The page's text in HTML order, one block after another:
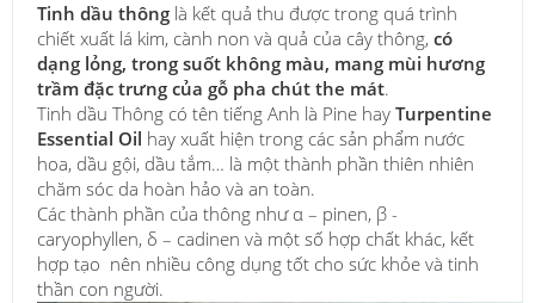
Tinh dầu thông là kết quả thu được trong quá trình
chiết xuất lá kim, cành non và quả của cây thông, có
dạng lỏng, trong suốt không màu, mang mùi hương
trầm đặc trưng của gỗ pha chút the mát.
Tinh dầu Thông có tên tiếng Anh là Pine hay Turpentine
Essential Oil hay xuất hiện trong các sản phẩm nước
hoa, dầu gội, dầu tắm… là một thành phần thiên nhiên
chăm sóc da hoàn hảo và an toàn.
Các thành phần của thông như α – pinen, β -
caryophyllen, δ – cadinen và một số hợp chất khác, kết
hợp tạo nên nhiều công dụng tốt cho sức khỏe và tinh
thần con người.